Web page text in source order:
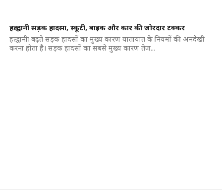
हल्द्वानी सड़क हादसा, स्कूटी, बाइक और कार की जोरदार टक्कर
हल्द्वानीः बढ़ते सड़क हादसों का मुख्य कारण यातायात के नियमों की अनदेखी
करना होता है। सड़क हादसों का सबसे मुख्य कारण तेज...